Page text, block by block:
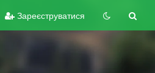
Зареєструватися